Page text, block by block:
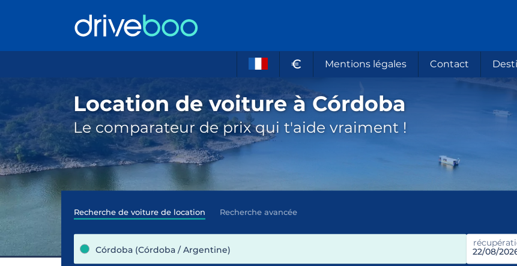
€ Mentions légales Contact
Location de voiture à Córdoba
Le comparateur de prix qui t'aide vraiment !
Recherche de voiture de location Recherche avancée
Córdoba (Córdoba / Argentine)